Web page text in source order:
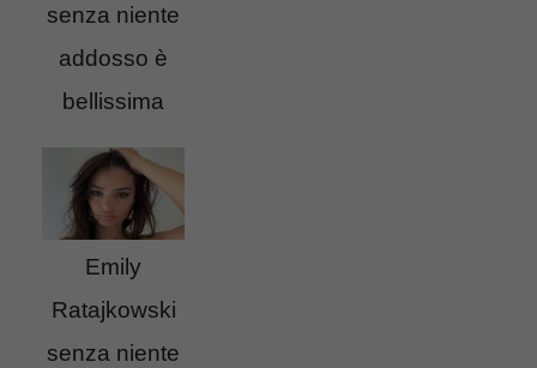
senza niente
addosso è
bellissima
Emily
Ratajkowski
senza niente